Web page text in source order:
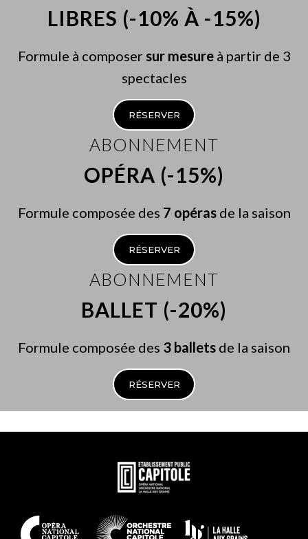
LIBRES (-10% À -15%)
Formule à composer sur mesureà partir de 3
spectacles
RÉSERVER
ABONNEMENT
OPÉRA (-15%)
Formule composée des 7 opérasde la saison
RÉSERVER
ABONNEMENT
BALLET (-20%)
Formule composée des 3 ballets de la saison
RÉSERVER
En
savoir